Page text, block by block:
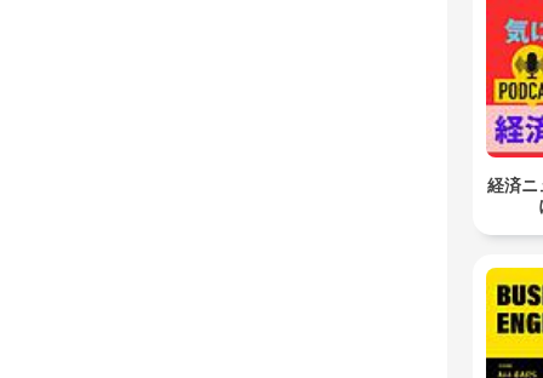
経済